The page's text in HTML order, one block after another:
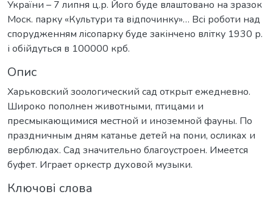
України – 7 липня ц.р. Його буде влаштовано на зразок
Моск. парку «Культури та відпочинку»… Всі роботи над
спорудженням лісопарку буде закінчено влітку 1930 р.
і обійдуться в 100000 крб.
Опис
Харьковский зоологический сад открыт ежедневно.
Широко пополнен животными, птицами и
пресмыкающимися местной и иноземной фауны. По
праздничным дням катанье детей на пони, осликах и
верблюдах. Сад значительно благоустроен. Имеется
буфет. Играет оркестр духовой музыки.
Ключові слова